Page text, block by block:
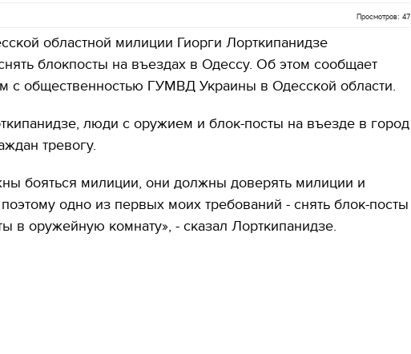
Просмотров: 47
областной милиции Гиорги Лорткипанидзе
блокпосты на въездах в Одессу. Об этом сообщает
с общественностью ГУМВД Украины в Одесской области.
люди с оружием и блок-посты на въезде в город
тревогу.
бояться милиции, они должны доверять милиции и
одно из первых моих требований - снять блок-посты
в оружейную комнату», - сказал Лорткипанидзе.